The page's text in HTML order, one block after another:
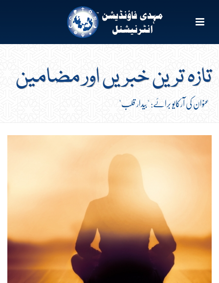
تازہ ترین خبریں اور مضامین
عنوان کی آرکایو برائے: "بیدار قلب"